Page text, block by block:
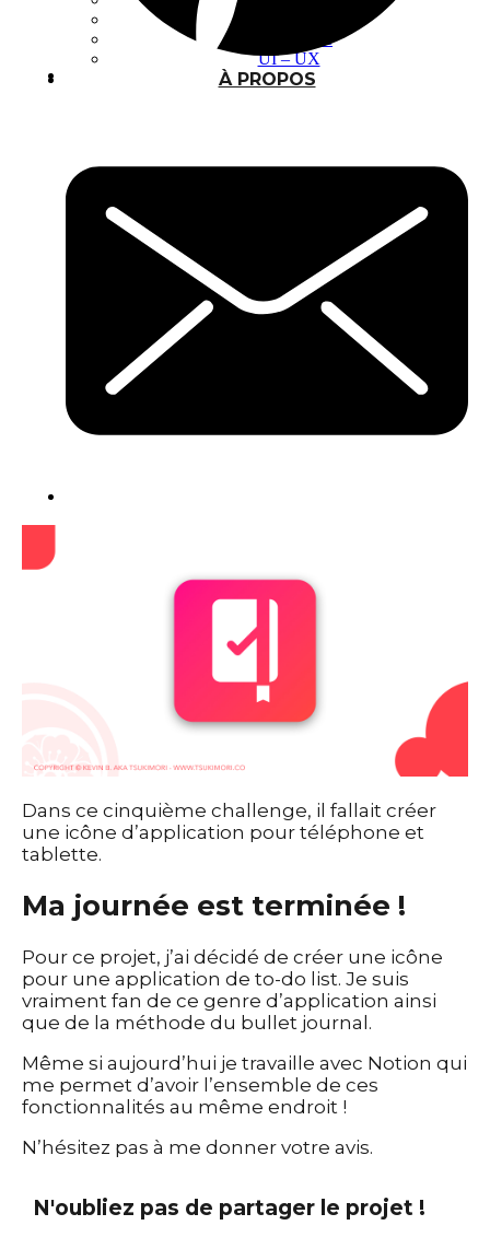
Typographie
UI – UX
À PROPOS
Dans ce cinquième challenge, il fallait créer
une icône d’application pour téléphone et
tablette.
Ma journée est terminée !
Pour ce projet, j’ai décidé de créer une icône
pour une application de to-do list. Je suis
vraiment fan de ce genre d’application ainsi
que de la méthode du bullet journal.
Même si aujourd’hui je travaille avec Notion qui
me permet d’avoir l’ensemble de ces
fonctionnalités au même endroit !
N’hésitez pas à me donner votre avis.
N'oubliez pas de partager le projet !